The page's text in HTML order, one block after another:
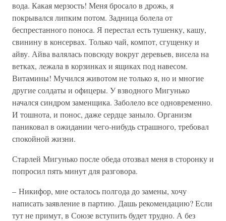
вода. Какая мерзость! Меня бросало в дрожь, я
покрывался липким потом. Задница болела от
беспрестанного поноса. Я перестал есть тушенку, кашу,
свинину в консервах. Только чай, компот, сгущенку и
айву. Айва валялась повсюду вокруг деревьев, висела на
ветках, лежала в корзинках и ящиках под навесом.
Витамины! Мучился животом не только я, но и многие
другие солдаты и офицеры. У взводного Мигунько
начался синдром заменщика. Заболело все одновременно.
И тошнота, и понос, даже сердце заныло. Организм
паниковал в ожидании чего-нибудь страшного, требовал
спокойной жизни.
Старлей Мигунько после обеда отозвал меня в сторонку и
попросил пять минут для разговора.
– Никифор, мне осталось полгода до замены, хочу
написать заявление в партию. Дашь рекомендацию? Если
тут не примут, в Союзе вступить будет трудно. А без